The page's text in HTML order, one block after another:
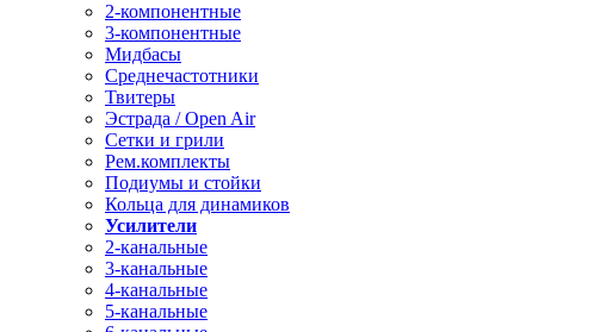
2-компонентные
3-компонентные
Мидбасы
Среднечастотники
Твитеры
Эстрада / Open Air
Сетки и грили
Рем.комплекты
Подиумы и стойки
Кольца для динамиков
Усилители
2-канальные
3-канальные
4-канальные
5-канальные